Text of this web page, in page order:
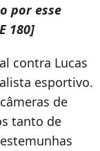
por esse
180]
contra Lucas
esportivo.
de
tanto de